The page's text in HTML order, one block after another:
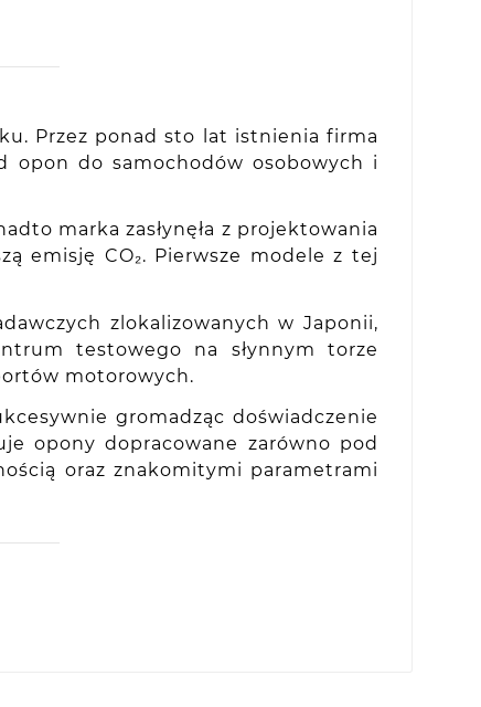
Przez ponad sto lat istnienia firma
opon do samochodów osobowych i
marka zasłynęła z projektowania
emisję CO₂. Pierwsze modele z tej
zlokalizowanych w Japonii,
testowego na słynnym torze
motorowych.
gromadząc doświadczenie
opony dopracowane zarówno pod
oraz znakomitymi parametrami